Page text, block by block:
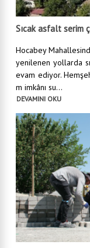
Sıcak asfalt serim
Hocabey
yenilenen yollarda
evam ediyor.
m imkânı su...
DEVAMINI OKU